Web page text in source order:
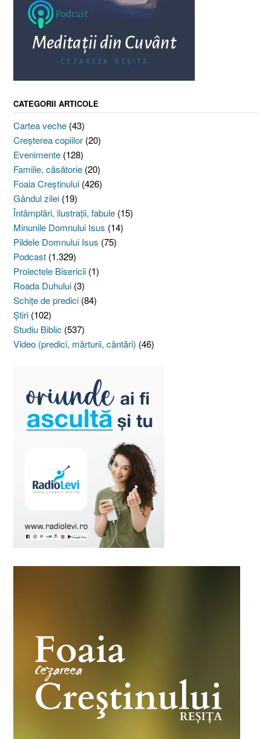
CATEGORII ARTICOLE
Cartea veche (43)
Creşterea copiilor (20)
Evenimente (128)
Familie, căsătorie (20)
Foaia Creştinului (426)
Gândul zilei (19)
Întâmplări, ilustraţii, fabule (15)
Minunile Domnului Isus (14)
Pildele Domnului Isus (75)
Podcast (1.329)
Proiectele Bisericii (1)
Roada Duhului (3)
Schiţe de predici (84)
Ştiri (102)
Studiu Biblic (537)
Video (predici, mărturii, cântări) (46)